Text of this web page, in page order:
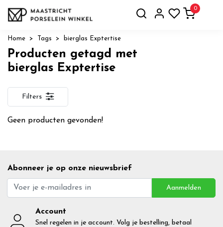
0
Home Tags bierglas Exptertise
Producten getagd met
bierglas Exptertise
Filters
Geen producten gevonden!
Abonneer je op onze nieuwsbrief
Aanmelden
Account
Snel regelen in je account. Volg je bestelling, betaal